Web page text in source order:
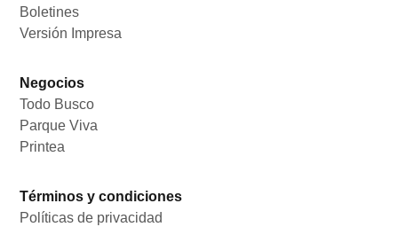
Boletines
Versión Impresa
Negocios
Todo Busco
Parque Viva
Printea
Términos y condiciones
Políticas de privacidad